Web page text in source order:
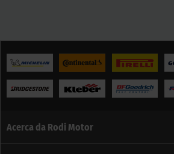
Acerca da Rodi Motor